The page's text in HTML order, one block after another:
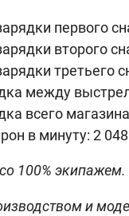
первого
второго
третьего
между
всего
в минуту: 2 048
100% экипажем.
и